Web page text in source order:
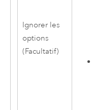
Ignorer les
options
(Facultatif)